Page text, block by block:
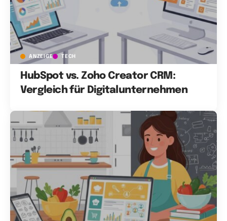
ANZEIGE TECH
HubSpot vs. Zoho Creator CRM:
Vergleich für Digitalunternehmen